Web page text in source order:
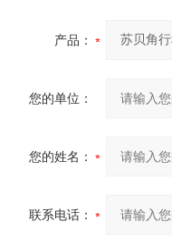
产品：
您的单位：
您的姓名：
联系电话：